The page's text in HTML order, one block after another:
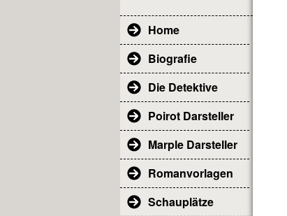
Home
Biografie
Die Detektive
Poirot Darsteller
Marple Darsteller
Romanvorlagen
Schauplätze